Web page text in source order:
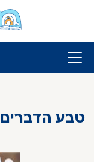
טבע הדברים 267